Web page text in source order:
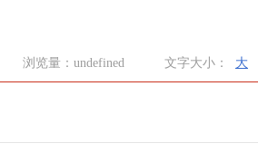
浏览量：undefined 文字大小： 大